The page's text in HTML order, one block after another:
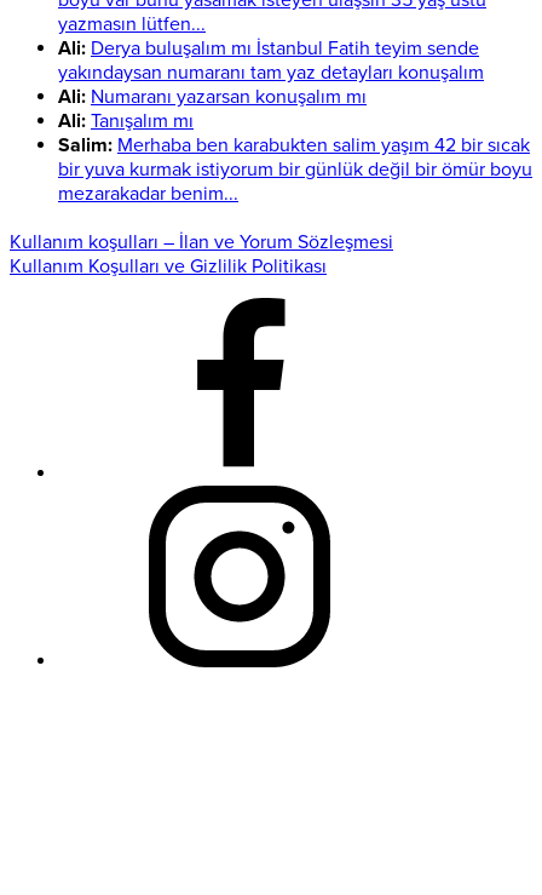
yazmasın lütfen...
Ali: Derya buluşalım mı İstanbul Fatih teyim sende
yakındaysan numaranı tam yaz detayları konuşalım
Ali: Numaranı yazarsan konuşalım mı
Ali: Tanışalım mı
Salim: Merhaba ben karabukten salim yaşım 42 bir sıcak
bir yuva kurmak istiyorum bir günlük değil bir ömür boyu
mezarakadar benim...
Kullanım koşulları – İlan ve Yorum Sözleşmesi
Kullanım Koşulları ve Gizlilik Politikası